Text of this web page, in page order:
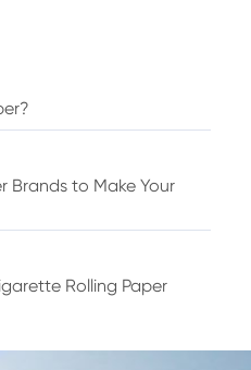
Brands to Make Your
Rolling Paper